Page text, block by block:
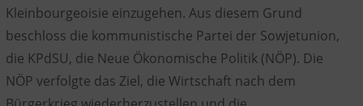
Kleinbourgeoisie einzugehen. Aus diesem Grund
beschloss die kommunistische Partei der Sowjetunion,
die KPdSU, die Neue Ökonomische Politik (NÖP). Die
NÖP verfolgte das Ziel, die Wirtschaft nach dem